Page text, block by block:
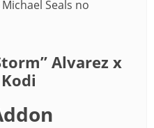
Seals no
Alvarez x